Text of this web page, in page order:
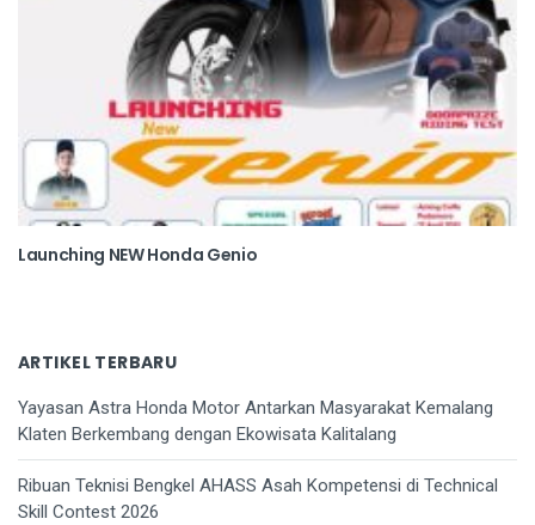
Launching NEW Honda Genio
ARTIKEL TERBARU
Yayasan Astra Honda Motor Antarkan Masyarakat Kemalang
Klaten Berkembang dengan Ekowisata Kalitalang
Ribuan Teknisi Bengkel AHASS Asah Kompetensi di Technical
Skill Contest 2026